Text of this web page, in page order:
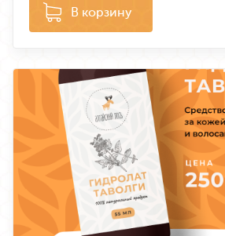
В корзину